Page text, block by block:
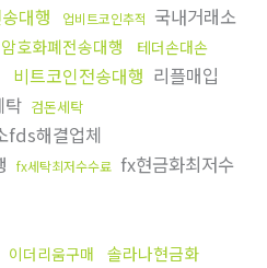
대행 업비트코인추적 국내거래소
암호화폐전송대행 테더손대손
비트코인전송대행 리플매입
탁 검돈세탁
fds해결업체
fx세탁최저수수료 fx현금화최저수
이더리움구매
솔라나현금화